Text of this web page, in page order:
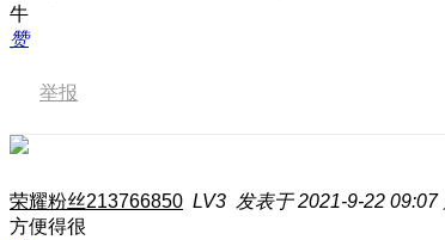
牛
赞
举报
荣耀粉丝213766850 LV3 发表于 2021-9-22 09:07
方便得很